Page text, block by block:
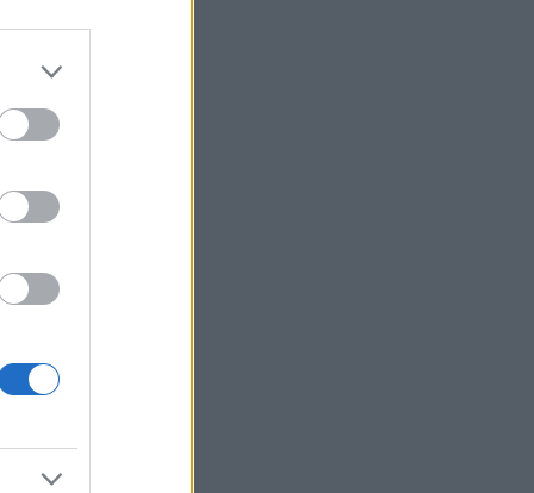
Σεισμός 5,8 βαθμών στις δυτικές
Φιλιππίνες - Αισθητός στη Μανίλα
Η δουλειά με τα περισσότερα χρήματα
Πώς στήθηκε το «ταμείο» των δασών:
Το σχέδιο χρηματοδότησης ύψους 1,2
πυρκαγιές
Η γαλάζια «θετική ατζέντα» στο δρόμο
Ιστορία
Η μάχη των ρυθμίσεων οφειλών